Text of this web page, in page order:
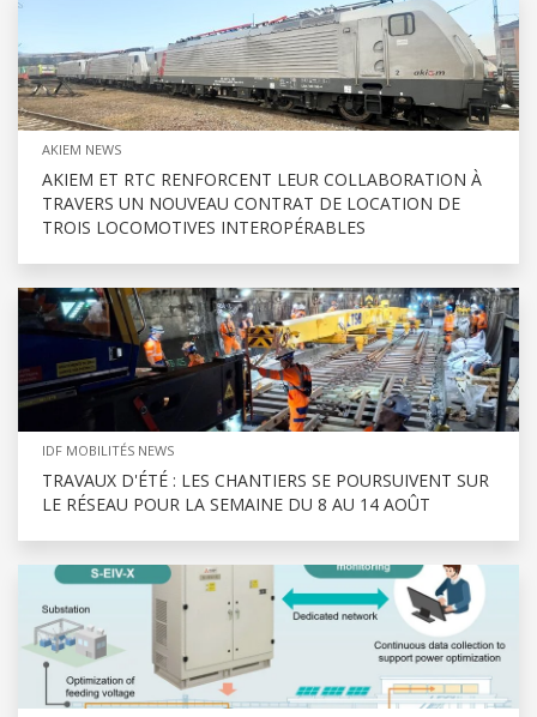
AKIEM NEWS
AKIEM ET RTC RENFORCENT LEUR COLLABORATION À
TRAVERS UN NOUVEAU CONTRAT DE LOCATION DE
TROIS LOCOMOTIVES INTEROPÉRABLES
IDF MOBILITÉS NEWS
TRAVAUX D'ÉTÉ : LES CHANTIERS SE POURSUIVENT SUR
LE RÉSEAU POUR LA SEMAINE DU 8 AU 14 AOÛT